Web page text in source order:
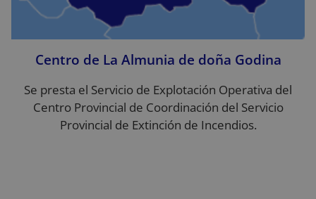
Centro de La Almunia de doña Godina
Se presta el Servicio de Explotación Operativa del
Centro Provincial de Coordinación del Servicio
Provincial de Extinción de Incendios.